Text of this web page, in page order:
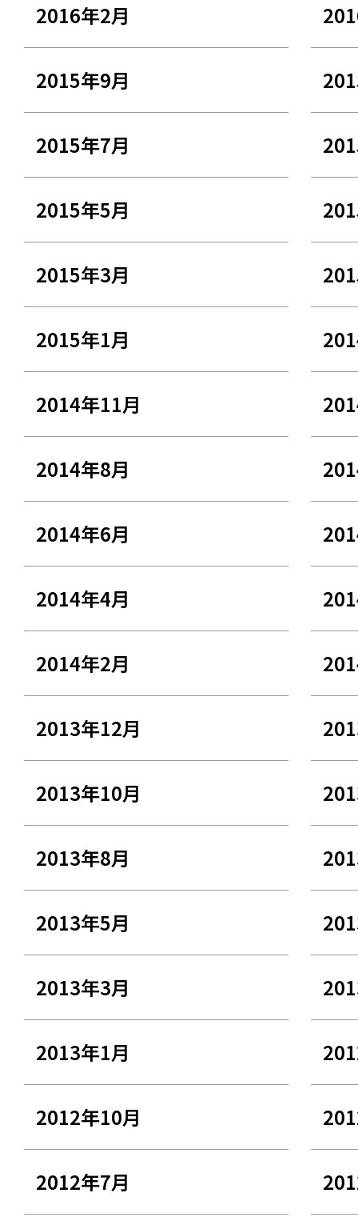
2016年2月
2015年9月
2015年7月
2015年5月
2015年3月
2015年1月
2014年11月
2014年8月
2014年6月
2014年4月
2014年2月
2013年12月
2013年10月
2013年8月
2013年5月
2013年3月
2013年1月
2012年10月
2012年7月